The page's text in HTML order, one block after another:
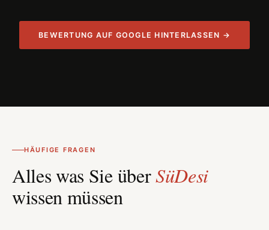
BEWERTUNG AUF GOOGLE HINTERLASSEN →
HÄUFIGE FRAGEN
Alles was Sie überSüDesi
wissen müssen